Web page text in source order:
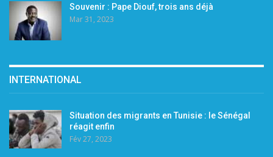
Souvenir : Pape Diouf, trois ans déjà
Mar 31, 2023
INTERNATIONAL
Situation des migrants en Tunisie : le Sénégal
réagit enfin
Fév 27, 2023